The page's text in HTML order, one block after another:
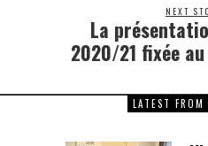
NEXT
La
2020/21 fixée
LATEST FROM